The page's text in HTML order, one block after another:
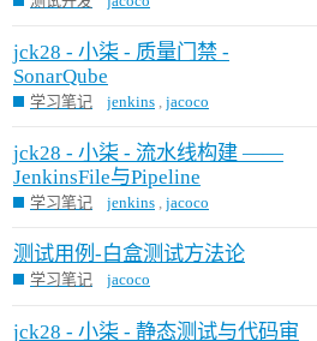
jck28 - 小柒 - 质量门禁 -
SonarQube
学习笔记 jenkins ,jacoco
jck28 - 小柒 - 流水线构建 ——
JenkinsFile与Pipeline
学习笔记 jenkins ,jacoco
测试用例-白盒测试方法论
学习笔记 jacoco
jck28 - 小柒 - 静态测试与代码审